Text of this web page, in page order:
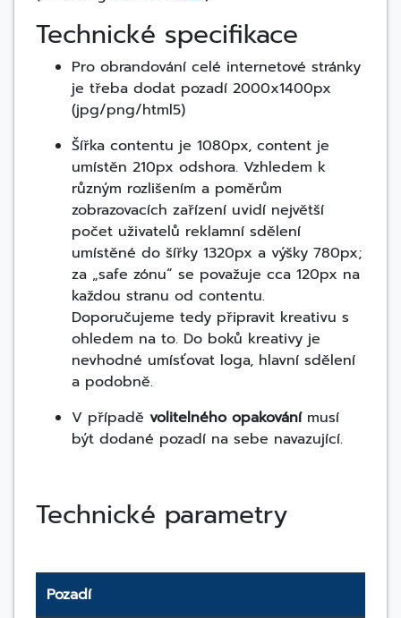
Technické specifikace
Pro obrandování celé internetové stránky
je třeba dodat pozadí 2000x1400px
(jpg/png/html5)
Šířka contentu je 1080px, content je
umístěn 210px odshora. Vzhledem k
různým rozlišením a poměrům
zobrazovacích zařízení uvidí největší
počet uživatelů reklamní sdělení
umístěné do šířky 1320px a výšky 780px;
za „safe zónu“ se považuje cca 120px na
každou stranu od contentu.
Doporučujeme tedy připravit kreativu s
ohledem na to. Do boků kreativy je
nevhodné umísťovat loga, hlavní sdělení
a podobně.
V případě volitelného opakovánímusí
být dodané pozadí na sebe navazující.
Technické parametry
Pozadí